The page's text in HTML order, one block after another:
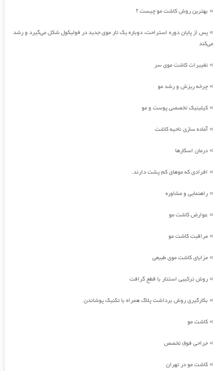
» بهترین روش کاشت مو چیست ؟
» پس از پایان دوره استراحت، دوباره یک تار موی جدید در فولیکول شکل می‌گیرد و رشد
می‌کند
» تغییرات کاشت موی سر
» چرخه ریزش و رشد مو
» کیلینیک تخصصی پوست و مو
»آماده سازی ناحیه کاشت
» درمان اسکارها
» افرادی که موهای کم پشت دارند.
» راهنمایی و مشاوره
» عوارض کاشت مو
» مراقبت کاشت مو
» مزایای کاشت موی طبیعی
» روش ترکیبی استتار با قطع گرافت
» بکارگیری روش برداشت پلاگ همراه با تکنیک پوشاندن
» کاشت مو
» جراحی فوق تخصص
» کاشت مو در تهران